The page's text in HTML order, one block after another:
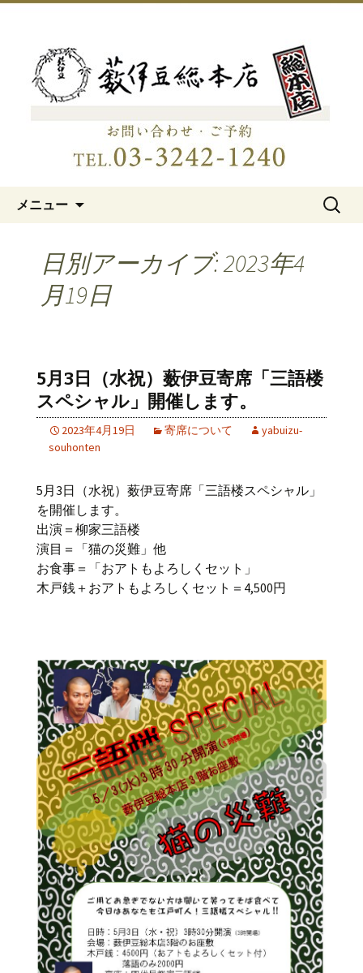
日本橋の老舗蕎麦屋「藪伊豆総
本店」
メニュー
検
日別アーカイブ: 2023年4
月19日
5月3日（水祝）薮伊豆寄席「三語楼
スペシャル」開催します。
2023年4月19日 寄席について
yabuizu-
souhonten
5月3日（水祝）薮伊豆寄席「三語楼スペシャル」
を開催します。
出演＝柳家三語楼
演目＝「猫の災難」他
お食事＝「おアトもよろしくセット」
木戸銭＋おアトもよろしくセット＝4,500円